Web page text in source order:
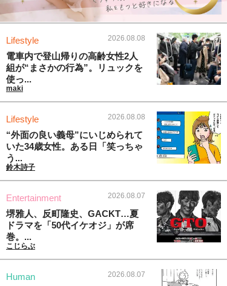
Lifestyle 2026.08.08
電車内で登山帰りの高齢女性2人
組が“まさかの行為”。リュックを
使っ...
maki
Lifestyle 2026.08.08
“外面の良い義母”にいじめられて
いた34歳女性。ある日「笑っちゃ
う...
鈴木詩子
Entertainment 2026.08.07
堺雅人、反町隆史、GACKT…夏
ドラマを「50代イケオジ」が席
巻。...
こじらぶ
Human 2026.08.07